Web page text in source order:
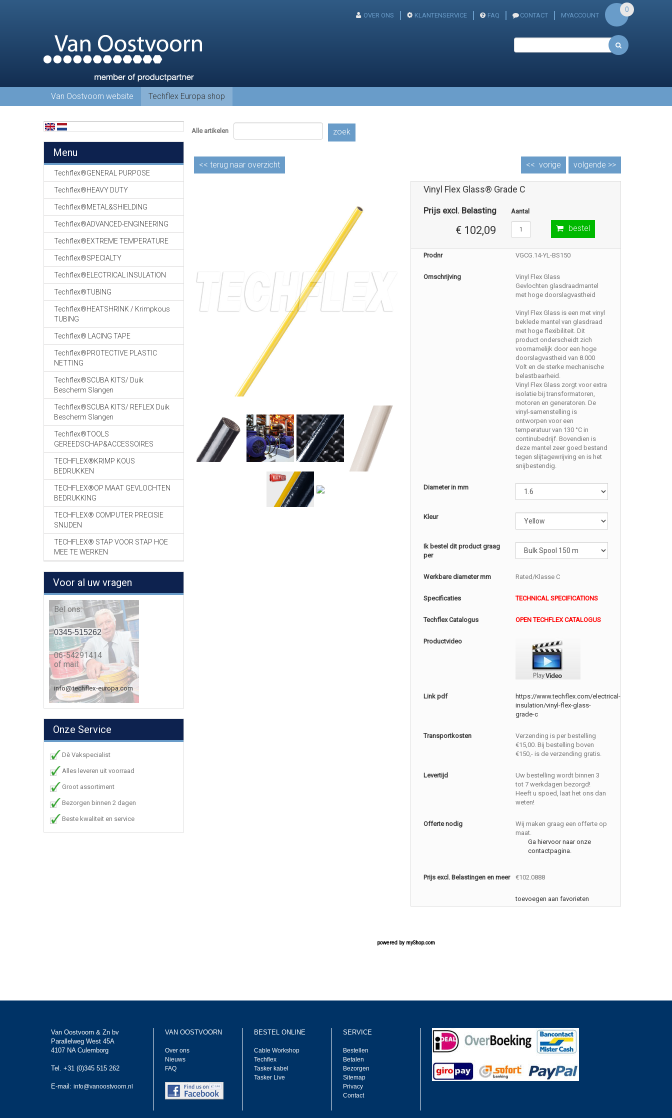
OVER ONS KLANTENSERVICE FAQ CONTACT MYACCOUNT
0
Van Oostvoorn website Techflex Europa shop
Menu
Techflex®GENERAL PURPOSE
Techflex®HEAVY DUTY
Techflex®METAL&SHIELDING
Techflex®ADVANCED-ENGINEERING
Techflex®EXTREME TEMPERATURE
Techflex®SPECIALTY
Techflex®ELECTRICAL INSULATION
Techflex®TUBING
Techflex®HEATSHRINK / Krimpkous
TUBING
Techflex® LACING TAPE
Techflex®PROTECTIVE PLASTIC
NETTING
Techflex®SCUBA KITS/ Duik
Bescherm Slangen
Techflex®SCUBA KITS/ REFLEX Duik
Bescherm Slangen
Techflex®TOOLS
GEREEDSCHAP&ACCESSOIRES
TECHFLEX®KRIMP KOUS
BEDRUKKEN
TECHFLEX®OP MAAT GEVLOCHTEN
BEDRUKKING
TECHFLEX® COMPUTER PRECISIE
SNIJDEN
TECHFLEX® STAP VOOR STAP HOE
MEE TE WERKEN
Voor al uw vragen
Bel ons:
0345-515262
06-54291414
of mail:
info@techflex-europa.com
Onze Service
Dè Vakspecialist
Alles leveren uit voorraad
Groot assortiment
Bezorgen binnen 2 dagen
Beste kwaliteit en service
Alle artikelen zoek
<< terug naar overzicht volgende >>
<< vorige
Vinyl Flex Glass® Grade C
Prijs excl. Belasting
€ 102,09
Aantal
bestel
Prodnr VGCG.14-YL-BS150
Omschrijving
Vinyl Flex Glass
Gevlochten glasdraadmantel
met hoge doorslagvastheid
Vinyl Flex Glass is een met vinyl
beklede mantel van glasdraad
met hoge flexibiliteit. Dit
product onderscheidt zich
voornamelijk door een hoge
doorslagvastheid van 8.000
Volt en de sterke mechanische
belastbaarheid.
Vinyl Flex Glass zorgt voor extra
isolatie bij transformatoren,
motoren en generatoren. De
vinyl-samenstelling is
ontworpen voor een
temperatuur van 130 °C in
continubedrijf. Bovendien is
deze mantel zeer goed bestand
tegen slijtagewrijving en is het
snijbestendig.
Diameter in mm
Kleur
Ik bestel dit product graag
per
Werkbare diameter mm Rated/Klasse C
Specificaties TECHNICAL SPECIFICATIONS
Techflex Catalogus OPEN TECHFLEX CATALOGUS
Productvideo
Link pdf
https://www.techflex.com/electrical-
insulation/vinyl-flex-glass-
grade-c
Transportkosten
Verzending is per bestelling
€15,00. Bij bestelling boven
€150,- is de verzending gratis.
Levertijd
Uw bestelling wordt binnen 3
tot 7 werkdagen bezorgd!
Heeft u spoed, laat het ons dan
weten!
Offerte nodig
Wij maken graag een offerte op
maat.
Ga hiervoor naar onze
contactpagina.
Prijs excl. Belastingen en meer €102.0888
toevoegen aan favorieten
powered by myShop.com
Van Oostvoorn & Zn bv
Parallelweg West 45A
4107 NA Culemborg
Tel. +31 (0)345 515 262
E-mail: info@vanoostvoorn.nl
VAN OOSTVOORN
Over ons
Nieuws
FAQ
BESTEL ONLINE
Cable Workshop
Techflex
Tasker kabel
Tasker Live
SERVICE
Bestellen
Betalen
Bezorgen
Sitemap
Privacy
Contact